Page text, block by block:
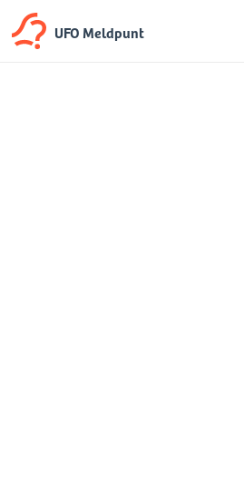
UFO Meldpunt